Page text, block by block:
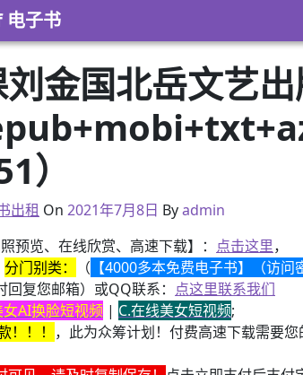
电子书
金国北岳文艺
）
出租 On 2021年2月28日
2021年7月8日 Byadmin
预览、在线欣赏、高速下载】： 点击这里，
分门别类： （ 【4000多本免费电子书】（访问
复您邮箱）或QQ联系： 点这里联系我们
女AI换脸短视频 | C.在线美女短视频;
！！！ ，此为众筹计划！付费高速下载需要